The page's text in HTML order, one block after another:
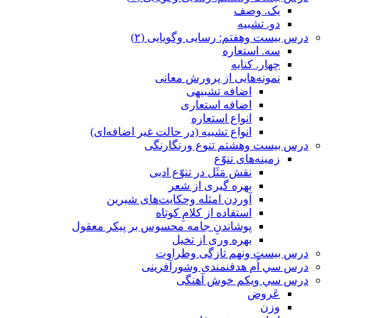
یک. وصف
دو. تشبیه
درس بیست وهفتم: رسایی وگویایی (٢)
سه. استعاره
چهار. کنایه
نمونه‌هایی از پرورش معانی
اضافه تشبیهی
اضافه استعاری
انواع استعاره
انواع تشبیه (در حالت غیر اضافه‌ای)
درس بيست وهشتم تنوع ورنگارنگی
زمینه‌های تنوّع
نقش مَثَل در تنوّع ادبی
بهره گیری از شعر
آوردن امثله وحکایت‌های شیرین
استفاده از کلامِ کوتاه
پوشاندنِ جامه محسوس بر پیکر معقول
بهره وری از تخیل
درس بيست ونهم تازگی وطراوت
درس سي اُم هدفنمندی وشورآفرینی
درس سي ويكم خوش آهنگی
عَروض
وزن